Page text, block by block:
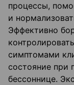
процессы,
и
Эффективно
симптомами
состояние при
бессоннице.